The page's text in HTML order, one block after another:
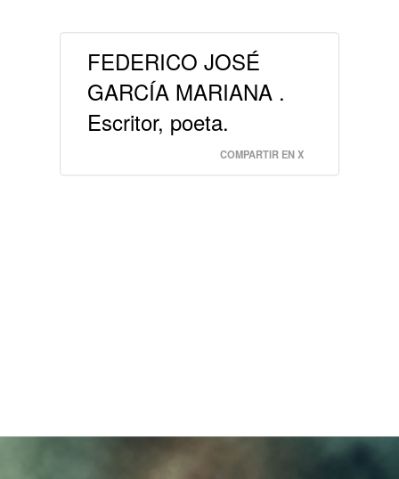
FEDERICO JOSÉ
GARCÍA MARIANA .
Escritor, poeta.
COMPARTIR EN X